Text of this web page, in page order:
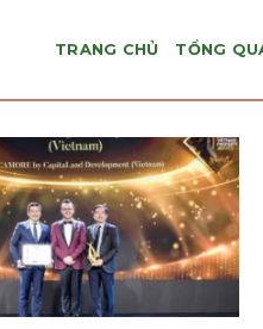
TRANG CHỦ TỔNG